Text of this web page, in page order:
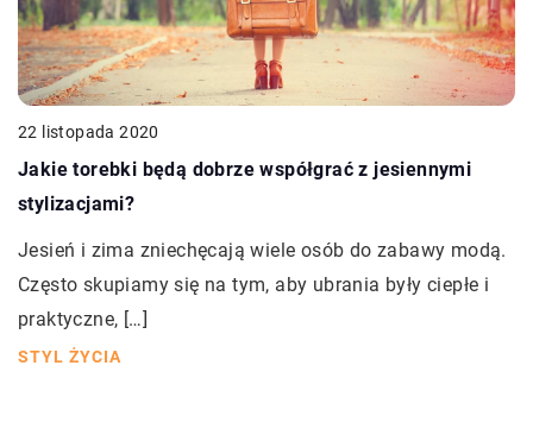
22 listopada 2020
Jakie torebki będą dobrze współgrać z jesiennymi
stylizacjami?
Jesień i zima zniechęcają wiele osób do zabawy modą.
Często skupiamy się na tym, aby ubrania były ciepłe i
praktyczne, […]
STYL ŻYCIA